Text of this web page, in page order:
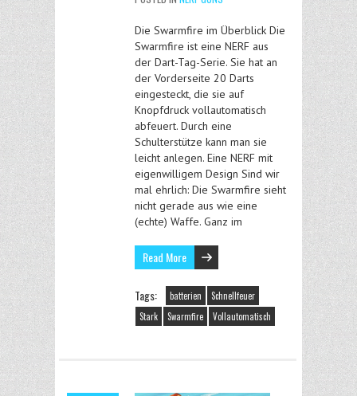
Die Swarmfire im Überblick Die
Swarmfire ist eine NERF aus
der Dart-Tag-Serie. Sie hat an
der Vorderseite 20 Darts
eingesteckt, die sie auf
Knopfdruck vollautomatisch
abfeuert. Durch eine
Schulterstütze kann man sie
leicht anlegen. Eine NERF mit
eigenwilligem Design Sind wir
mal ehrlich: Die Swarmfire sieht
nicht gerade aus wie eine
(echte) Waffe. Ganz im
Read More
Tags: batterien
Schnellfeuer
Stark
Swarmfire Vollautomatisch